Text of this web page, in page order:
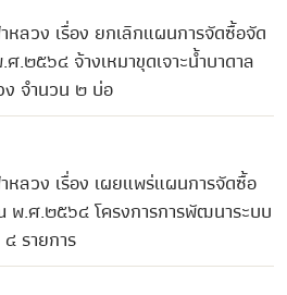
ลวง เรื่อง ยกเลิกแผนการจัดซื้อจัด
.๒๕๖๔ จ้างเหมาขุดเจาะน้ำบาดาล
จำนวน ๒ บ่อ
ลวง เรื่อง เผยแพร่แผนการจัดซื้อ
พ.ศ.๒๕๖๔ โครงการการพัฒนาระบบ
รายการ